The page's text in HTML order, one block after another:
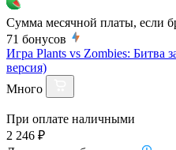
Сумма месячной платы, если
71 бонусов
Игра Plants vs Zombies: Битва
версия)
Много
При оплате наличными
2 246 ₽